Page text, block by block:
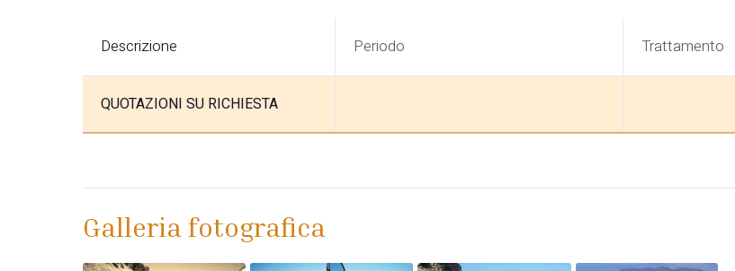
Descrizione Periodo Trattamento
QUOTAZIONI SU RICHIESTA
Galleria fotografica